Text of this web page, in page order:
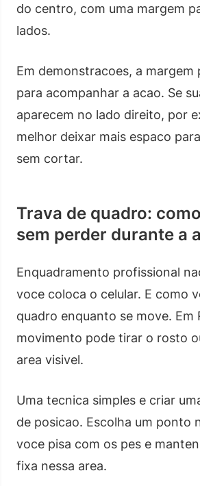
do centro, com uma margem
lados.
Em demonstracoes, a margem
para acompanhar a acao. Se
aparecem no lado direito, por
melhor deixar mais espaco
sem cortar.
Trava de quadro:
sem perder durante a
Enquadramento profissional
voce coloca o celular. E como
quadro enquanto se move. Em
movimento pode tirar o rosto
area visivel.
Uma tecnica simples e criar
de posicao. Escolha um ponto
voce pisa com os pes e
fixa nessa area.